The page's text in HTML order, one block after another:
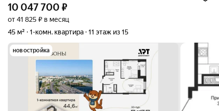
10 047 700 ₽
от 41 825 ₽ в месяц
45 м²
1-комн. квартира 11 этаж из 15
новостройка